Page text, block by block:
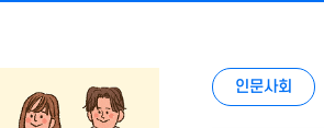
인문사회